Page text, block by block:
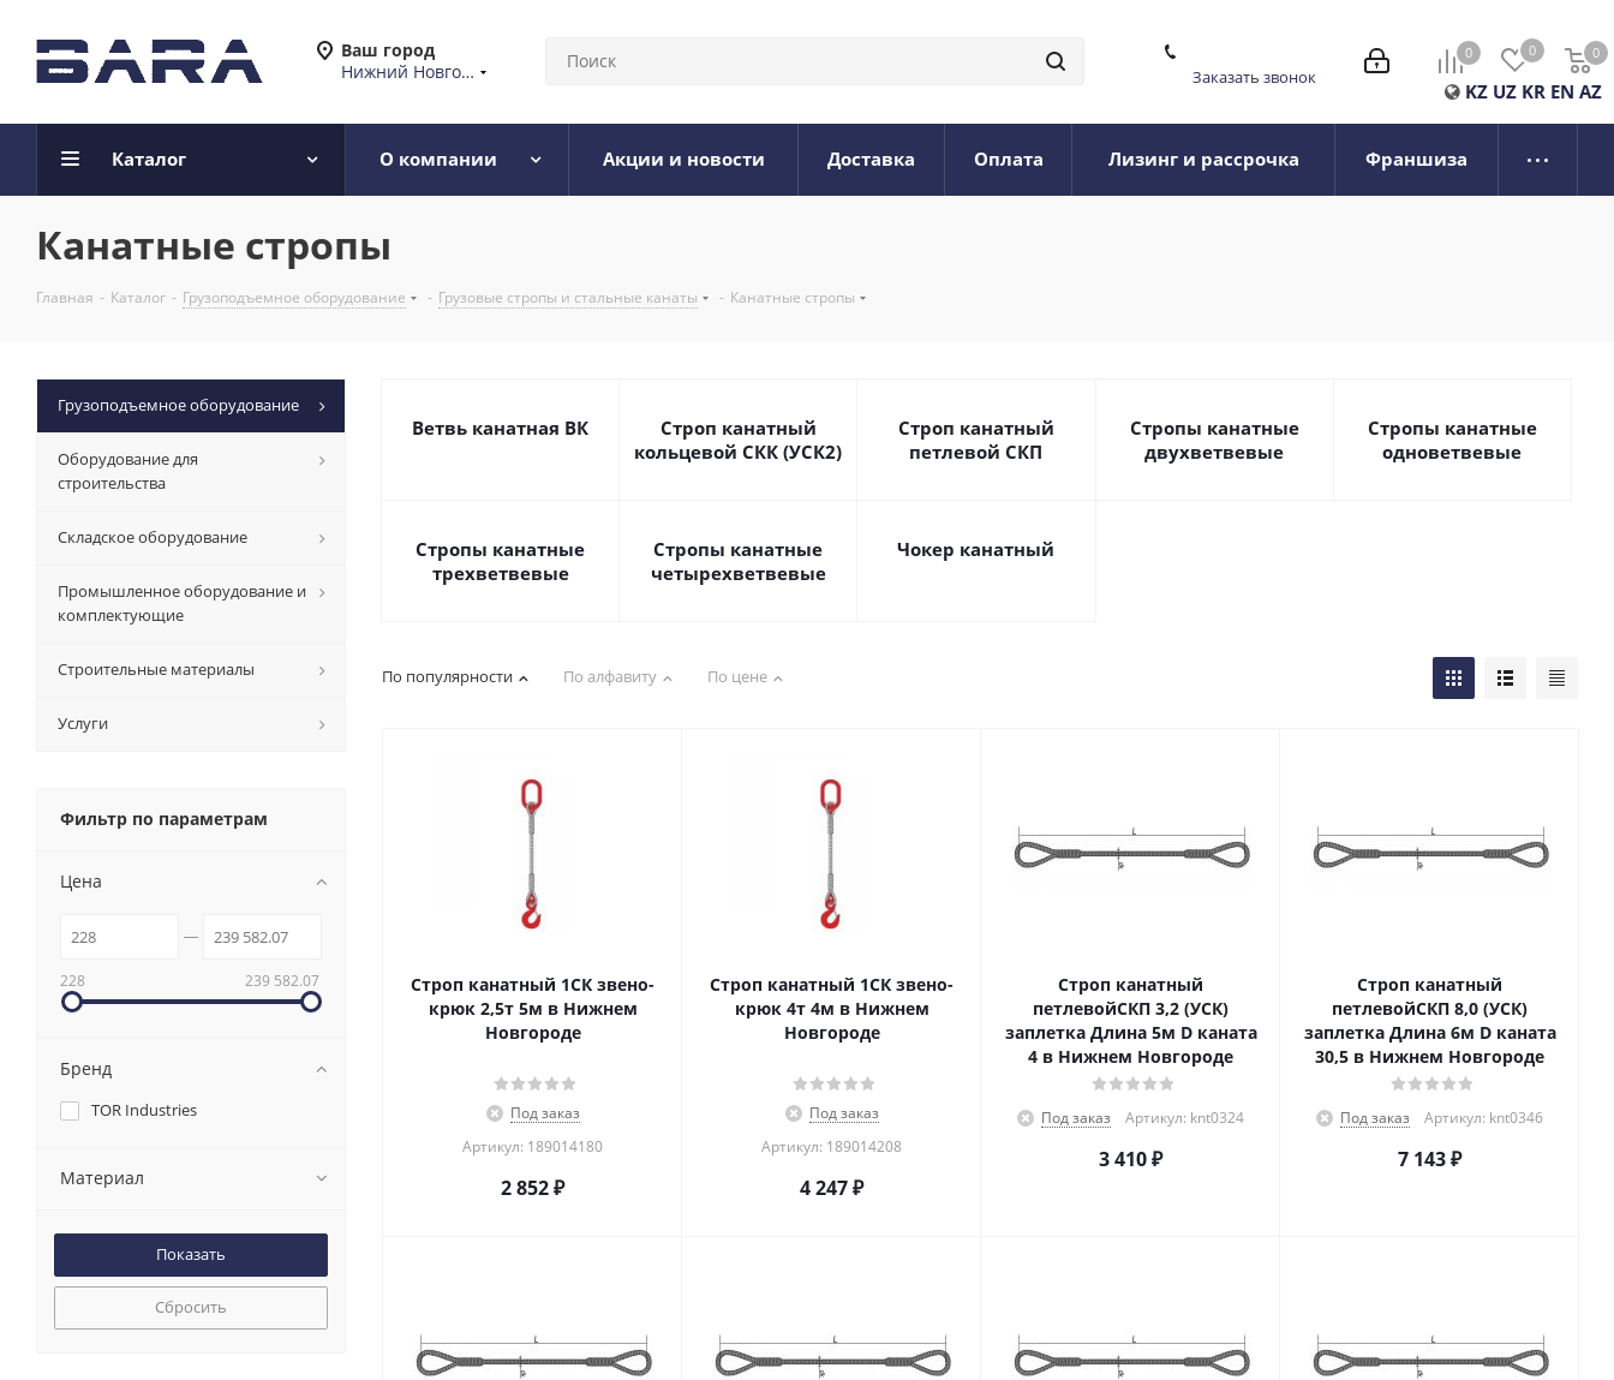
Ваш город
Нижний Новгород
0 0 0
0
KZ UZ KR EN AZ
Заказать звонок
Каталог О компании Акции и новости Доставка Оплата Лизинг и рассрочка Франшиза
Канатные стропы
Главная - Каталог - Грузоподъемное оборудование - Грузовые стропы и стальные канаты - Канатные стропы
Ветвь канатная ВК
Строп канатный
кольцевой СКК (УСК2)
Строп канатный
петлевой СКП
Стропы канатные
двухветвевые
Стропы канатные
одноветвевые
Стропы канатные
трехветвевые
Стропы канатные
четырехветвевые
Чокер канатный
По популярности По алфавиту По цене
Строп канатный 1СК звено-
крюк 2,5т 5м в Нижнем
Новгороде
Под заказ
Артикул: 189014180
2 852₽
Строп канатный 1СК звено-
крюк 4т 4м в Нижнем
Новгороде
Под заказ
Артикул: 189014208
4 247₽
Строп канатный
петлевойСКП 3,2 (УСК)
заплетка Длина 5м D каната
4 в Нижнем Новгороде
Под заказ Артикул: knt0324
3 410₽
Строп канатный
петлевойСКП 8,0 (УСК)
заплетка Длина 6м D каната
30,5 в Нижнем Новгороде
Под заказ Артикул: knt0346
7 143₽
Грузоподъемное оборудование
Оборудование для
строительства
Складское оборудование
Промышленное оборудование и
комплектующие
Строительные материалы
Услуги
Фильтр по параметрам
Цена
228 239 582.07
Бренд
TOR Industries
Материал
Сбросить